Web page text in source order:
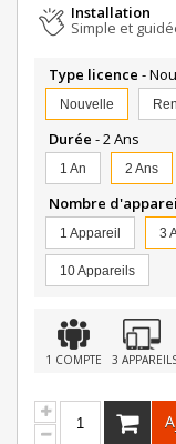
Installation
Simple et
Type licence -
Nouvelle
Durée - 2 Ans
1 An 2 Ans
Nombre
1 Appareil 3
10 Appareils
1 COMPTE 3